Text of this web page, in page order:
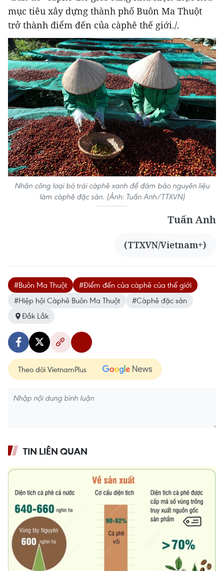
mục tiêu xây dựng thành phố Buôn Ma Thuột
trở thành điểm đến của càphê thế giới./.
Nhân công loại bỏ trái càphê xanh để đảm bảo nguyên liệu
làm càphê đặc sản. (Ảnh: Tuấn Anh/TTXVN)
Tuấn Anh
(TTXVN/Vietnam+)
#Buôn Ma Thuột
#Điểm đến của càphê của thế giới
#Hiệp hội Càphê Buôn Ma Thuột
#Càphê đặc sản
Đắk Lắk
Theo dõi VietnamPlus
TIN LIÊN QUAN